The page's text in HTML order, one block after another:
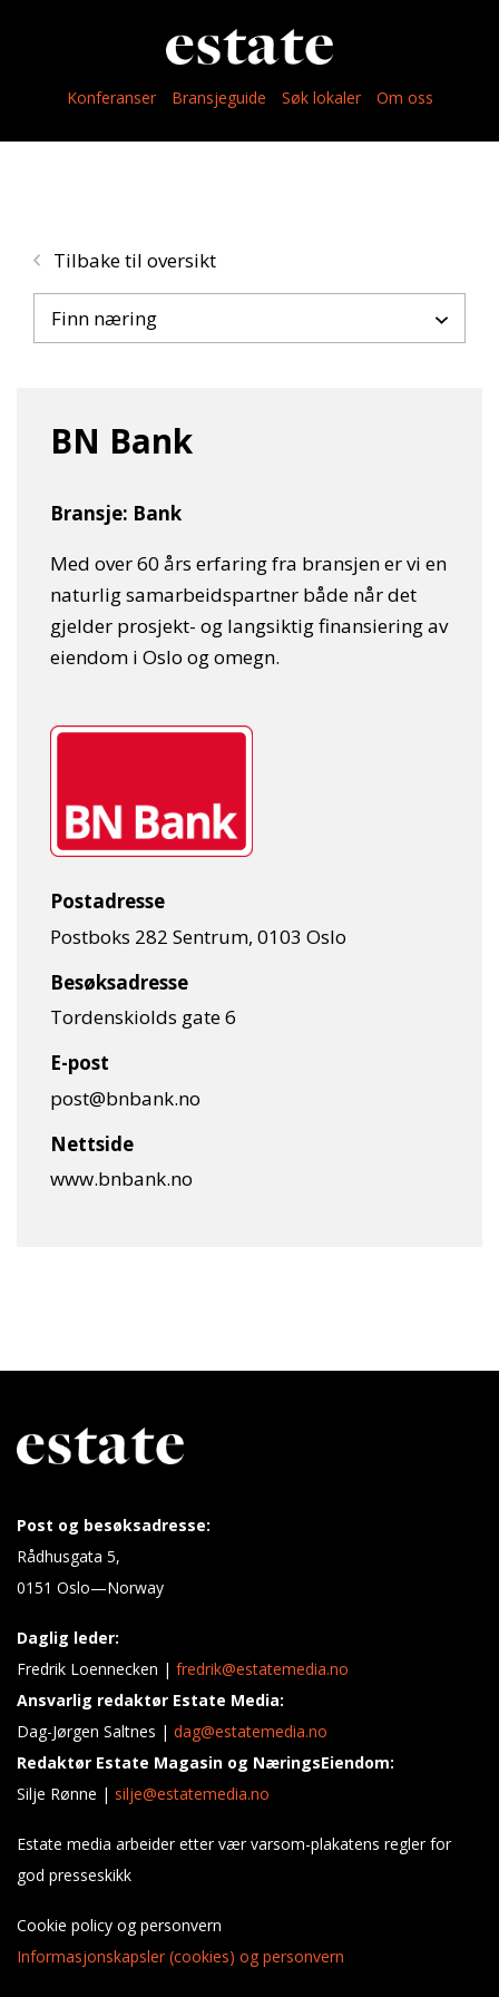
Konferanser Bransjeguide Søk lokaler Om oss
Tilbake til oversikt
Finn næring
BN Bank
Bransje: Bank
Med over 60 års erfaring fra bransjen er vi en
naturlig samarbeidspartner både når det
gjelder prosjekt- og langsiktig finansiering av
eiendom i Oslo og omegn.
Postadresse
Postboks 282 Sentrum, 0103 Oslo
Besøksadresse
Tordenskiolds gate 6
E-post
post@bnbank.no
Nettside
www.bnbank.no
Post og besøksadresse:
Rådhusgata 5,
0151 Oslo—Norway
Daglig leder:
Fredrik Loennecken | fredrik@estatemedia.no
Ansvarlig redaktør Estate Media:
Dag-Jørgen Saltnes | dag@estatemedia.no
Redaktør Estate Magasin og NæringsEiendom:
Silje Rønne | silje@estatemedia.no
Estate media arbeider etter vær varsom-plakatens regler for
god presseskikk
Cookie policy og personvern
Informasjonskapsler (cookies) og personvern